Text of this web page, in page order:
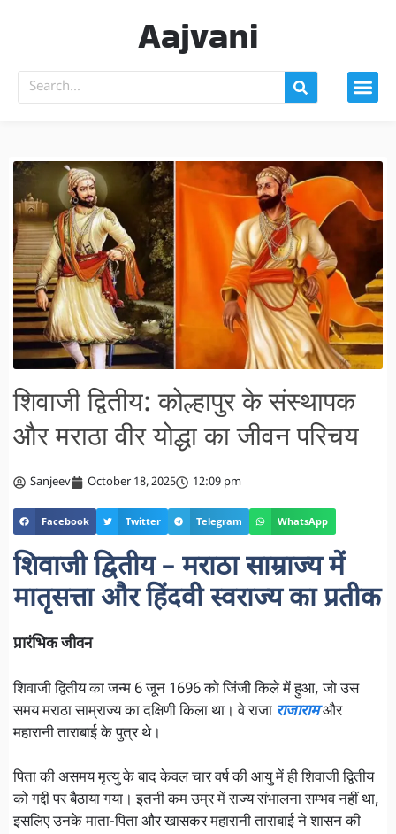
Aajvani
शिवाजी द्वितीय: कोल्हापुर के संस्थापक
और मराठा वीर योद्धा का जीवन परिचय
Sanjeev October 18, 2025 12:09 pm
Facebook Twitter Telegram WhatsApp
शिवाजी द्वितीय – मराठा साम्राज्य में
मातृसत्ता और हिंदवी स्वराज्य का प्रतीक
प्रारंभिक जीवन
शिवाजी द्वितीय का जन्म 6 जून 1696 को जिंजी किले में हुआ, जो उस
समय मराठा साम्राज्य का दक्षिणी किला था। वे राजा राजारामऔर
महारानी ताराबाई के पुत्र थे।
पिता की असमय मृत्यु के बाद केवल चार वर्ष की आयु में ही शिवाजी द्वितीय
को गद्दी पर बैठाया गया। इतनी कम उम्र में राज्य संभालना सम्भव नहीं था,
इसलिए उनके माता-पिता और खासकर महारानी ताराबाई ने शासन की